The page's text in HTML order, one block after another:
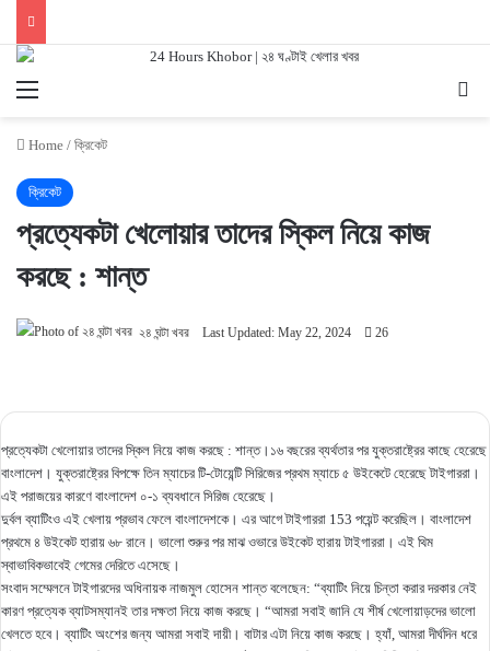
Menu
Home / ক্রিকেট
ক্রিকেট
প্রত্যেকটা খেলোয়ার তাদের স্কিল নিয়ে কাজ
করছে : শান্ত
২৪ ঘন্টা খবর Last Updated: May 22, 2024 26
প্রত্যেকটা খেলোয়ার তাদের স্কিল নিয়ে কাজ করছে : শান্ত।১৬ বছরের ব্যর্থতার পর যুক্তরাষ্ট্রের কাছে হেরেছে
বাংলাদেশ। যুক্তরাষ্ট্রের বিপক্ষে তিন ম্যাচের টি-টোয়েন্টি সিরিজের প্রথম ম্যাচে ৫ উইকেটে হেরেছে টাইগাররা।
এই পরাজয়ের কারণে বাংলাদেশ ০-১ ব্যবধানে সিরিজ হেরেছে।
দুর্বল ব্যাটিংও এই খেলায় প্রভাব ফেলে বাংলাদেশকে। এর আগে টাইগাররা 153 পয়েন্ট করেছিল। বাংলাদেশ
প্রথমে ৪ উইকেট হারায় ৬৮ রানে। ভালো শুরুর পর মাঝ ওভারে উইকেট হারায় টাইগাররা। এই থিম
স্বাভাবিকভাবেই গেমের দেরিতে এসেছে।
সংবাদ সম্মেলনে টাইগারদের অধিনায়ক নাজমুল হোসেন শান্ত বলেছেন: “ব্যাটিং নিয়ে চিন্তা করার দরকার নেই
কারণ প্রত্যেক ব্যাটসম্যানই তার দক্ষতা নিয়ে কাজ করছে। “আমরা সবাই জানি যে শীর্ষ খেলোয়াড়দের ভালো
খেলতে হবে। ব্যাটিং অংশের জন্য আমরা সবাই দায়ী। বাটার এটা নিয়ে কাজ করছে। হ্যাঁ, আমরা দীর্ঘদিন ধরে